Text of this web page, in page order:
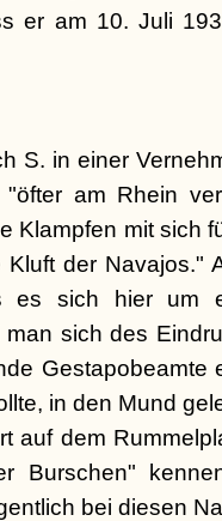
er am 10. Juli
S. in einer
am Rhein
Klampfen mit sich
der Navajos."
es sich hier um
sich des
Gestapobeamte
in den Mund
auf dem
Burschen"
bei diesen